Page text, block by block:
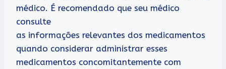
médico. É recomendado que seu médico
consulte
as informações relevantes dos medicamentos
quando considerar administrar esses
medicamentos concomitantemente com